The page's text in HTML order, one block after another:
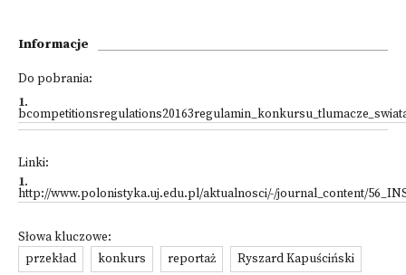
Informacje
Do pobrania:
1.
Linki:
1.
http://www.polonistyka.uj.edu.pl/aktualnosci/-/journal_content/
Słowa kluczowe:
przekład
konkurs reportaż Ryszard Kapuściński